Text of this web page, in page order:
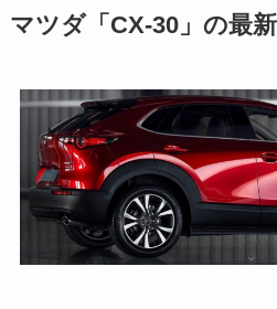
マツダ「CX-30」の最